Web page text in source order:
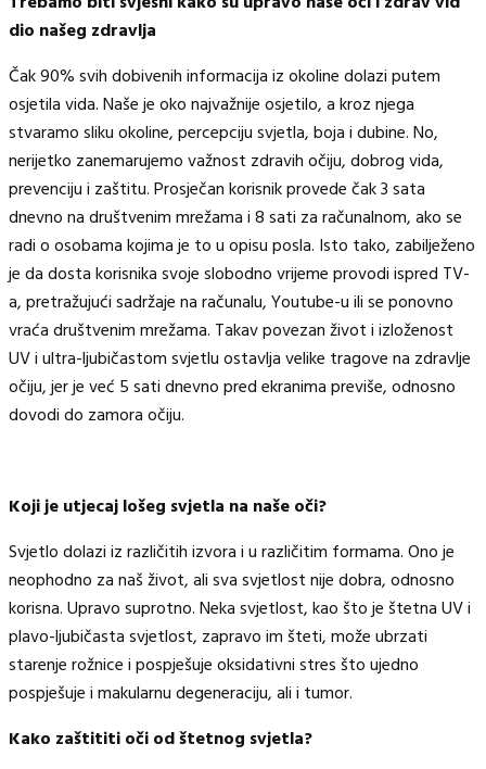
dio našeg zdravlja
Čak 90% svih dobivenih informacija iz okoline dolazi putem
osjetila vida. Naše je oko najvažnije osjetilo, a kroz njega
stvaramo sliku okoline, percepciju svjetla, boja i dubine. No,
nerijetko zanemarujemo važnost zdravih očiju, dobrog vida,
prevenciju i zaštitu. Prosječan korisnik provede čak 3 sata
dnevno na društvenim mrežama i 8 sati za računalnom, ako se
radi o osobama kojima je to u opisu posla. Isto tako, zabilježeno
je da dosta korisnika svoje slobodno vrijeme provodi ispred TV-
a, pretražujući sadržaje na računalu, Youtube-u ili se ponovno
vraća društvenim mrežama. Takav povezan život i izloženost
UV i ultra-ljubičastom svjetlu ostavlja velike tragove na zdravlje
očiju, jer je već 5 sati dnevno pred ekranima previše, odnosno
dovodi do zamora očiju.
Koji je utjecaj lošeg svjetla na naše oči?
Svjetlo dolazi iz različitih izvora i u različitim formama. Ono je
neophodno za naš život, ali sva svjetlost nije dobra, odnosno
korisna. Upravo suprotno. Neka svjetlost, kao što je štetna UV i
plavo-ljubičasta svjetlost, zapravo im šteti, može ubrzati
starenje rožnice i pospješuje oksidativni stres što ujedno
pospješuje i makularnu degeneraciju, ali i tumor.
Kako zaštititi oči od štetnog svjetla?